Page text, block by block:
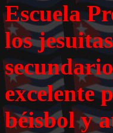
Escuela
los
excelente
béisbol y